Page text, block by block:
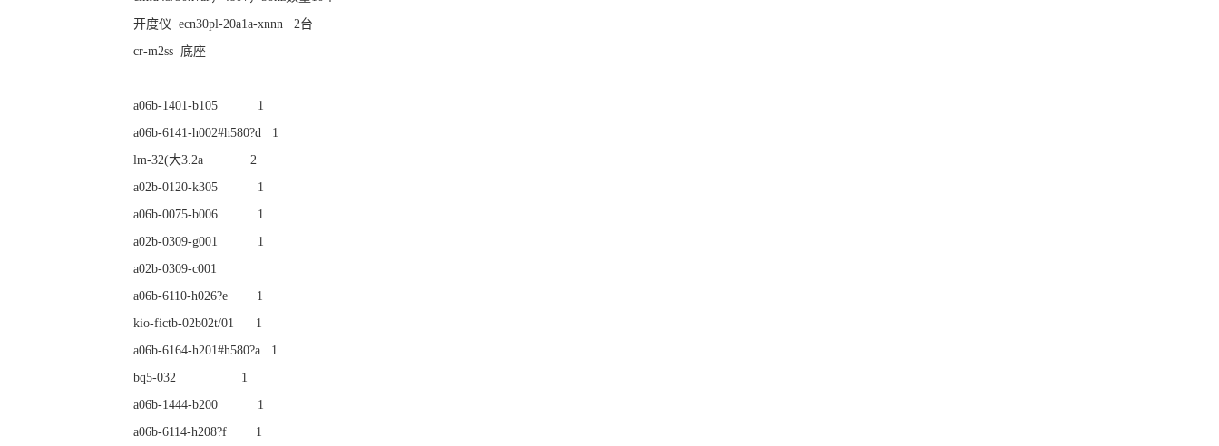
开度仪 ecn30pl-20a1a-xnnn 2台
cr-m2ss 底座
a06b-1401-b105 1
a06b-6141-h002#h580?d 1
lm-32(大3.2a 2
a02b-0120-k305 1
a06b-0075-b006 1
a02b-0309-g001 1
a02b-0309-c001
a06b-6110-h026?e 1
kio-fictb-02b02t/01 1
a06b-6164-h201#h580?a 1
bq5-032 1
a06b-1444-b200 1
a06b-6114-h208?f 1